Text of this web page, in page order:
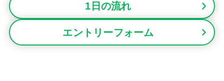
1日の流れ
エントリーフォーム